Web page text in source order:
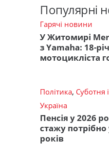
Популярні
Гарячі новини
У Житомирі
з Yamaha: 18-
мотоцикліста
Політика, Суботня
Україна
Пенсія у 2026
стажу потрібно
років